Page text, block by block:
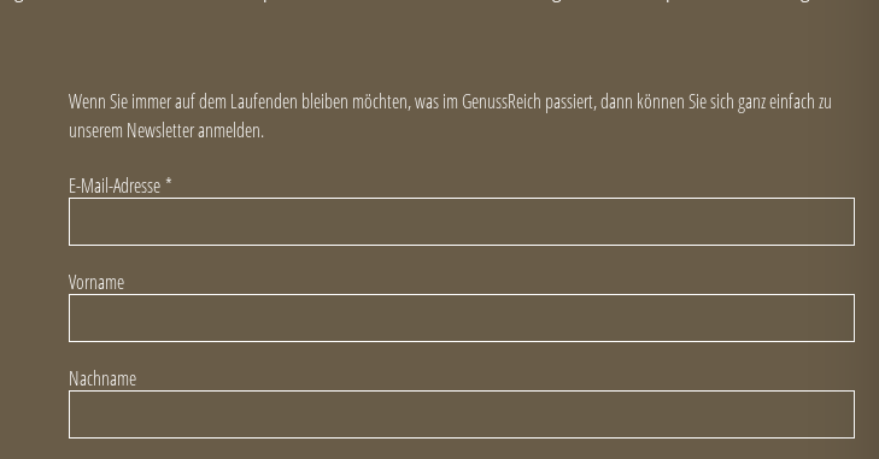
Wenn Sie immer auf dem Laufenden bleiben möchten, was im GenussReich passiert, dann können Sie sich ganz einfach zu
unserem Newsletter anmelden.
E-Mail-Adresse *
Vorname
Nachname